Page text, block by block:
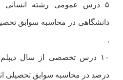
۵ درس عمومی رشته انسانی
.
درصد در محاسبه سوابق تحصیلی